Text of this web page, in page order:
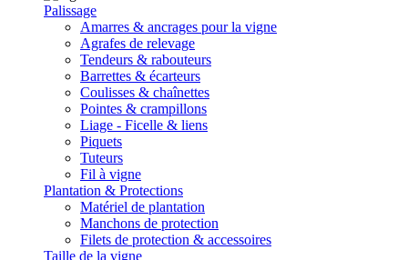
Palissage
Amarres & ancrages pour la vigne
Agrafes de relevage
Tendeurs & rabouteurs
Barrettes & écarteurs
Coulisses & chaînettes
Pointes & crampillons
Liage - Ficelle & liens
Piquets
Tuteurs
Fil à vigne
Plantation & Protections
Matériel de plantation
Manchons de protection
Filets de protection & accessoires
Taille de la vigne